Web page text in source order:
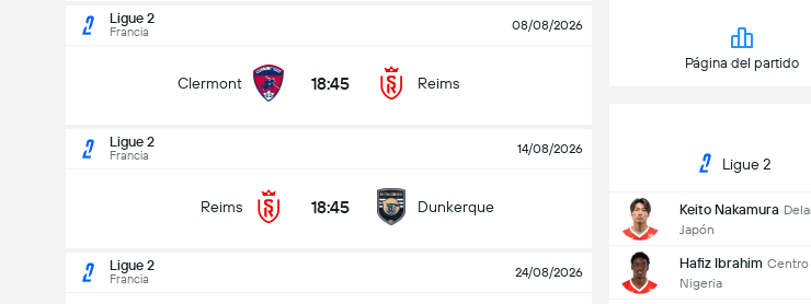
Ligue 2
Francia 08/08/2026
Clermont 18:45 Reims
Ligue 2
Francia 14/08/2026
Reims 18:45 Dunkerque
Ligue 2
Francia 24/08/2026
Página del partido
Ligue 2
Keito Nakamura
Japón
Hafiz Ibrahim Centro
Nigeria